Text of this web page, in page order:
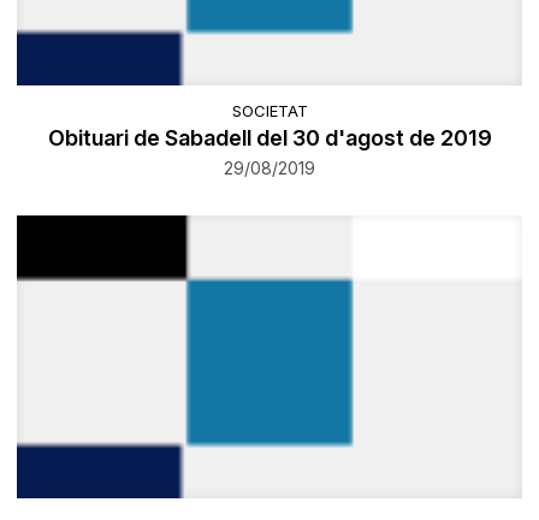
SOCIETAT
Obituari de Sabadell del 30 d'agost de 2019
29/08/2019